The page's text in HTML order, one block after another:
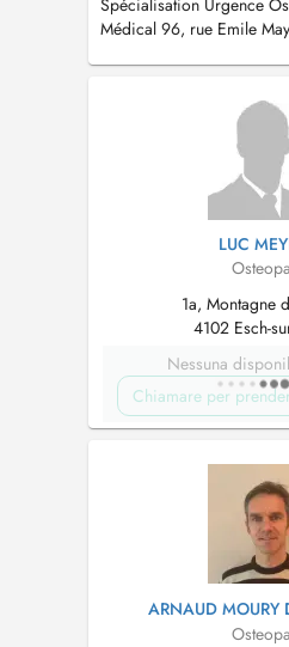
Spécialisation Urgence
Médical 96, rue Emile
LUC
1a, Montagne
4102 Esch-
Nessuna
Chiamare per
ARNAUD MOURY